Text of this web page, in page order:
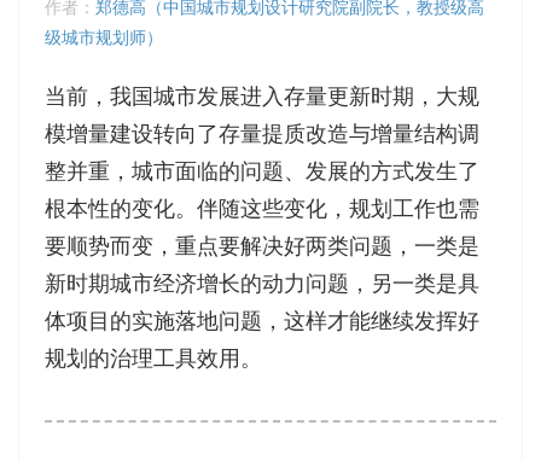
作者： 郑德高（中国城市规划设计研究院副院长，教授级高
级城市规划师）
当前，我国城市发展进入存量更新时期，大规
模增量建设转向了存量提质改造与增量结构调
整并重，城市面临的问题、发展的方式发生了
根本性的变化。伴随这些变化，规划工作也需
要顺势而变，重点要解决好两类问题，一类是
新时期城市经济增长的动力问题，另一类是具
体项目的实施落地问题，这样才能继续发挥好
规划的治理工具效用。